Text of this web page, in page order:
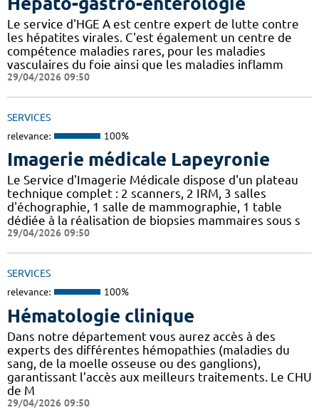
Le service d'HGE A est centre expert de lutte contre
les hépatites virales. C'est également un centre de
compétence maladies rares, pour les maladies
vasculaires du foie ainsi que les maladies inflamm
29/04/2026 09:50
SERVICES
relevance: 100%
Imagerie médicale Lapeyronie
Le Service d'Imagerie Médicale dispose d'un plateau
technique complet : 2 scanners, 2 IRM, 3 salles
d'échographie, 1 salle de mammographie, 1 table
dédiée à la réalisation de biopsies mammaires sous s
29/04/2026 09:50
SERVICES
relevance: 100%
Hématologie clinique
Dans notre département vous aurez accès à des
experts des différentes hémopathies (maladies du
sang, de la moelle osseuse ou des ganglions),
garantissant l’accès aux meilleurs traitements. Le CHU
de M
29/04/2026 09:50